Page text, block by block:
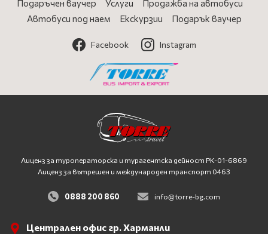
Подаръчен ваучер
Услуги
Продажба на автобуси
Автобуси под наем
Екскурзии Подарък ваучер
Facebook Instagram
Лиценз за туроператорска и турагентска дейност PK-01-6869
Лиценз за вътрешен и международен транспорт 0463
0888 200 860 info@torre-bg.com
Централен офис гр. Харманли